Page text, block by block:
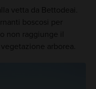
vetta da Bettodeai.
boscosi per
non raggiunge il
arborea.